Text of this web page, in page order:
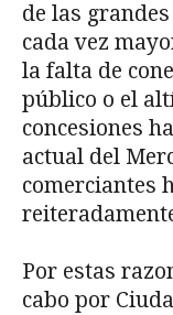
de las
cada vez
la falta de
público o el
concesiones
actual del
comerciantes
Por estas
cabo por